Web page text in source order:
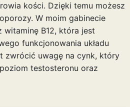
kości. Dzięki temu możesz
W moim gabinecie
B12, która jest
funkcjonowania układu
zwrócić uwagę na cynk, który
testosteronu oraz